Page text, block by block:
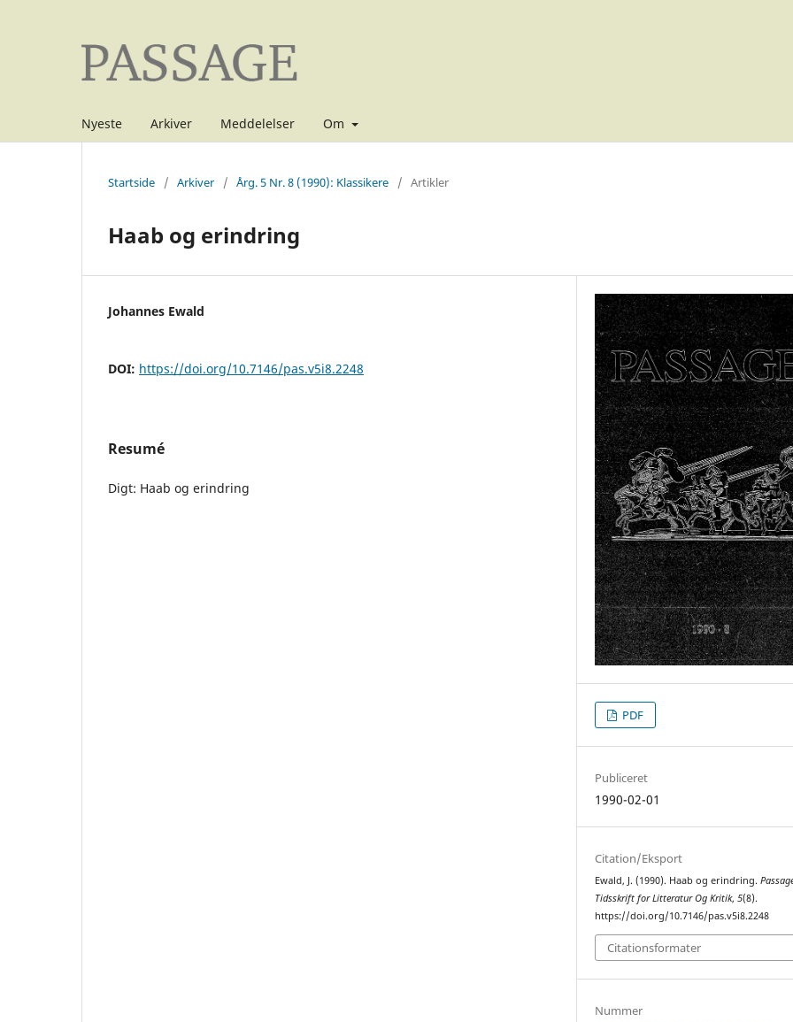
Nyeste Arkiver Meddelelser Om
Startside / Arkiver / Årg. 5 Nr. 8 (1990): Klassikere / Artikler
Haab og erindring
Johannes Ewald
DOI: https://doi.org/10.7146/pas.v5i8.2248
Resumé
Digt: Haab og erindring
PDF
Publiceret
1990-02-01
Citation/Eksport
Ewald, J. (1990). Haab og erindring.
Tidsskrift for Litteratur Og Kritik,5(8).
https://doi.org/10.7146/pas.v5i8.2248
Citationsformater
Nummer